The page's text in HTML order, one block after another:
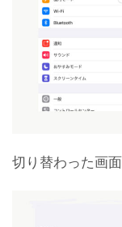
切り替わった画